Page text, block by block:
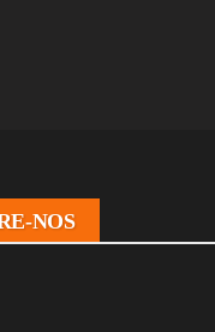
NOS